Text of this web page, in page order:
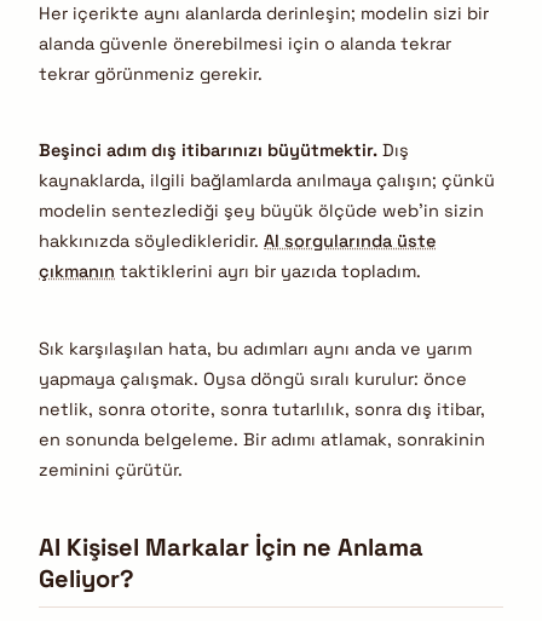
Her içerikte aynı alanlarda derinleşin; modelin sizi bir
alanda güvenle önerebilmesi için o alanda tekrar
tekrar görünmeniz gerekir.
Beşinci adım dış itibarınızı büyütmektir. Dış
kaynaklarda, ilgili bağlamlarda anılmaya çalışın; çünkü
modelin sentezlediği şey büyük ölçüde web’in sizin
hakkınızda söyledikleridir. AI sorgularında üste
çıkmanın taktiklerini ayrı bir yazıda topladım.
Sık karşılaşılan hata, bu adımları aynı anda ve yarım
yapmaya çalışmak. Oysa döngü sıralı kurulur: önce
netlik, sonra otorite, sonra tutarlılık, sonra dış itibar,
en sonunda belgeleme. Bir adımı atlamak, sonrakinin
zeminini çürütür.
AI Kişisel Markalar İçin ne Anlama
Geliyor?